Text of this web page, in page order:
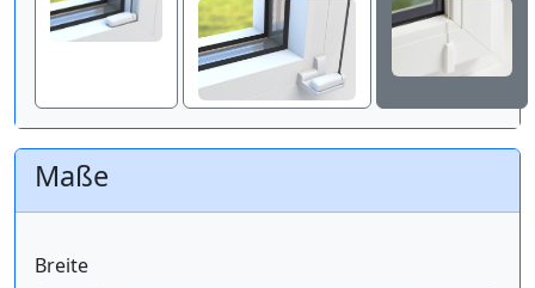
Maße
Breite